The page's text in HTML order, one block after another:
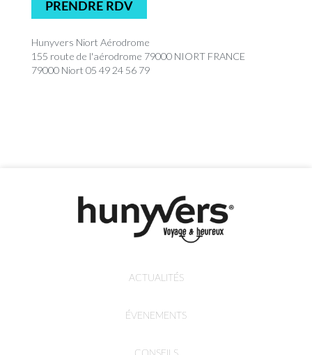
PRENDRE RDV
Hunyvers Niort Aérodrome
155 route de l'aérodrome 79000 NIORT FRANCE
79000 Niort 05 49 24 56 79
ACTUALITÉS
ÉVENEMENTS
CONSEILS